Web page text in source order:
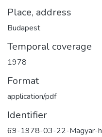
Place, address
Budapest
Temporal coverage
1978
Format
application/pdf
Identifier
69-1978-03-22-Magyar-